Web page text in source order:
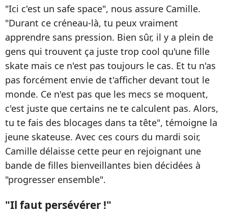
"Ici c'est un safe space", nous assure Camille.
"Durant ce créneau-là, tu peux vraiment
apprendre sans pression. Bien sûr, il y a plein de
gens qui trouvent ça juste trop cool qu'une fille
skate mais ce n'est pas toujours le cas. Et tu n'as
pas forcément envie de t'afficher devant tout le
monde. Ce n'est pas que les mecs se moquent,
c'est juste que certains ne te calculent pas. Alors,
tu te fais des blocages dans ta tête", témoigne la
jeune skateuse. Avec ces cours du mardi soir,
Camille délaisse cette peur en rejoignant une
bande de filles bienveillantes bien décidées à
"progresser ensemble".
"Il faut persévérer !"